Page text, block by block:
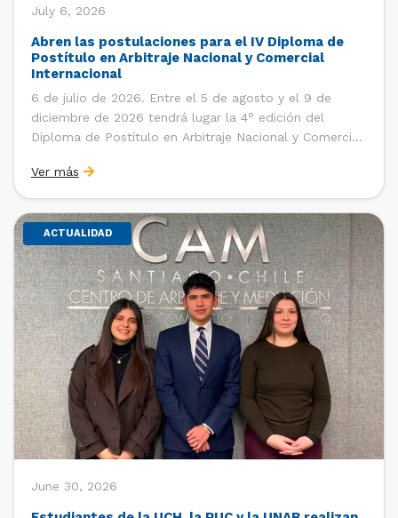
July 6, 2026
Abren las postulaciones para el IV Diploma de
Postítulo en Arbitraje Nacional y Comercial
Internacional
6 de julio de 2026. Entre el 5 de agosto y el 9 de
diciembre de 2026 tendrá lugar la 4° edición del
Diploma de Postítulo en Arbitraje Nacional y Comercial
Derecho Internacional de la Facultad de Derecho de la
Universidad de Chile y […]
Ver más
ACTUALIDAD
June 30, 2026